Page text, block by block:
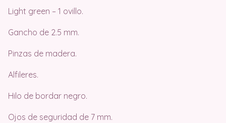
Light green – 1 ovillo.
Gancho de 2.5 mm.
Pinzas de madera.
Alfileres.
Hilo de bordar negro.
Ojos de seguridad de 7 mm.